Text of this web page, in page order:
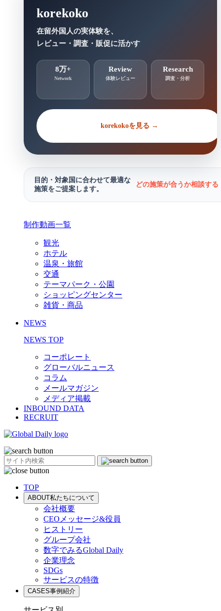
korekoko
在留外国人の実体験を、
レビュー・調査・販促に活かす
8万+
Network
Review
体験レビュー
Research
調査・分析
korekokoを見る →
目的・対象国に合わせて最適な
施策をご提案します。
どの施策が合うか相談す
制作動画一覧
観光
ホテル
温泉・旅館
交通
テーマパーク・公園
ショッピングセンター
雑貨・商品
NEWS
NEWS TOP
コーポレート
グローバルニュース
コラム
メールマガジン
メディア掲載
INBOUND DATA
RECRUIT
TOP
ABOUT私たちについて
会社概要
CEOメッセージ&役員
ヒストリー
グループ会社
数字でみるGlobal Daily
企業理念
SDGs
サービスの特徴
CASES事例紹介